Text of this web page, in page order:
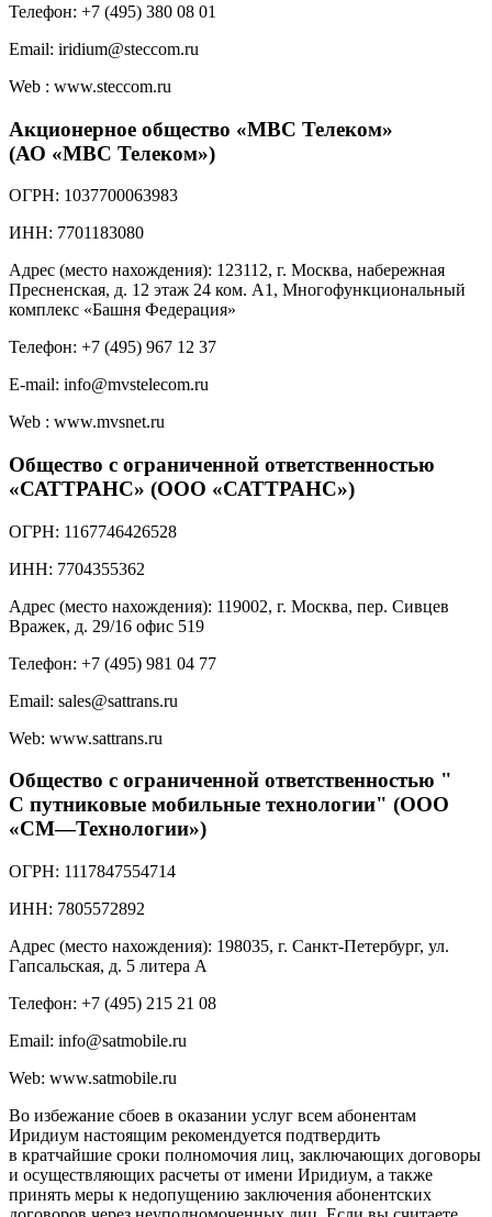
Телефон: +7 (495) 380 08 01
Email: iridium@steccom.ru
Web : www.steccom.ru
Акционерное общество «МВС Телеком»
(АО «МВС Телеком»)
ОГРН: 1037700063983
ИНН: 7701183080
Адрес (место нахождения): 123112, г. Москва, набережная
Пресненская, д. 12 этаж 24 ком. А1, Многофункциональный
комплекс «Башня Федерация»
Телефон: +7 (495) 967 12 37
E-mail: info@mvstelecom.ru
Web : www.mvsnet.ru
Общество с ограниченной ответственностью
«САТТРАНС» (ООО «САТТРАНС»)
ОГРН: 1167746426528
ИНН: 7704355362
Адрес (место нахождения): 119002, г. Москва, пер. Сивцев
Вражек, д. 29/16 офис 519
Телефон: +7 (495) 981 04 77
Email: sales@sattrans.ru
Web: www.sattrans.ru
Общество с ограниченной ответственностью "
С путниковые мобильные технологии" (ООО
«СМ—Технологии»)
ОГРН: 1117847554714
ИНН: 7805572892
Адрес (место нахождения): 198035, г. Санкт-Петербург, ул.
Гапсальская, д. 5 литера А
Телефон: +7 (495) 215 21 08
Email: info@satmobile.ru
Web: www.satmobile.ru
Во избежание сбоев в оказании услуг всем абонентам
Иридиум настоящим рекомендуется подтвердить
в кратчайшие сроки полномочия лиц, заключающих договоры
и осуществляющих расчеты от имени Иридиум, а также
принять меры к недопущению заключения абонентских